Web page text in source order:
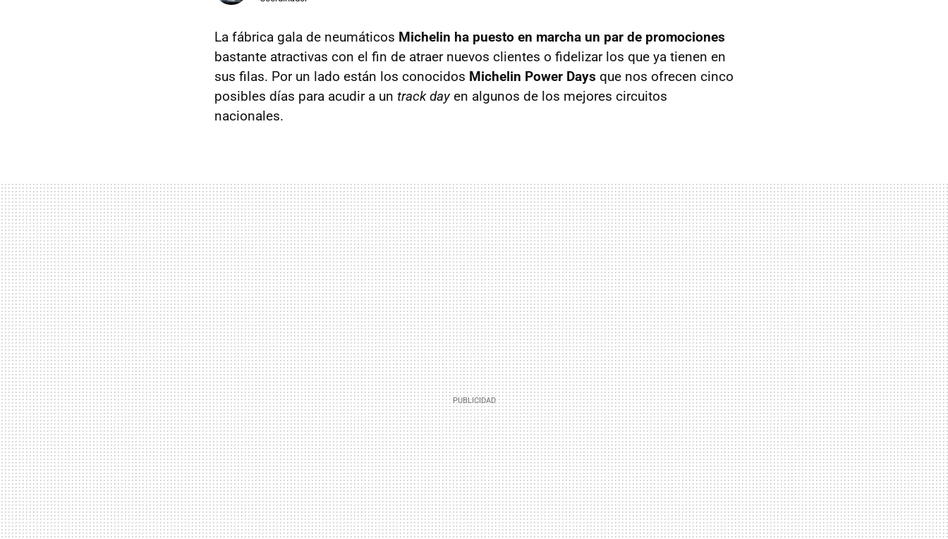
La fábrica gala de neumáticos Michelin ha puesto en marcha un par de promociones
bastante atractivas con el fin de atraer nuevos clientes o fidelizar los que ya tienen en
sus filas. Por un lado están los conocidos Michelin Power Days que nos ofrecen cinco
posibles días para acudir a un track day en algunos de los mejores circuitos
nacionales.